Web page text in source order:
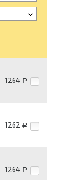
1264 Р
1262 Р
1264 Р